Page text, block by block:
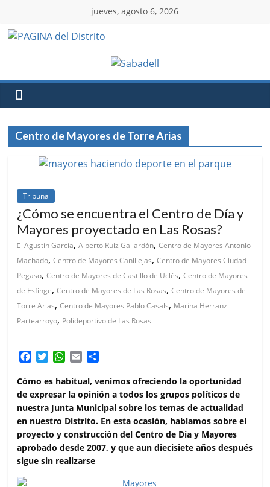
jueves, agosto 6, 2026
Centro de Mayores de Torre Arias
Tribuna
¿Cómo se encuentra el Centro de Día y
Mayores proyectado en Las Rosas?
Agustín García,Alberto Ruiz Gallardón,Centro de Mayores Antonio
Machado,Centro de Mayores Canillejas,Centro de Mayores Ciudad
Pegaso,Centro de Mayores de Castillo de Uclés,Centro de Mayores
de Esfinge,Centro de Mayores de Las Rosas,Centro de Mayores de
Torre Arias,Centro de Mayores Pablo Casals, Marina Herranz
Partearroyo, Polideportivo de Las Rosas
c
e
b
o
k
i
t
t
e
W
a
t
s
A
p
a
i
l
m
p
a
r
i
r
Cómo es habitual, venimos ofreciendo la oportunidad
de expresar la opinión a todos los grupos políticos de
nuestra Junta Municipal sobre los temas de actualidad
en nuestro Distrito. En esta ocasión, hablamos sobre el
proyecto y construcción del Centro de Día y Mayores
aprobado desde 2007, y que aun diecisiete años después
sigue sin realizarse